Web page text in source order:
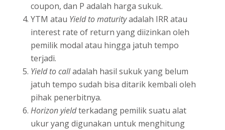
coupon, dan P adalah harga sukuk.
YTM atau Yield to maturityadalah IRR atau
interest rate of return yang diizinkan oleh
pemilik modal atau hingga jatuh tempo
terjadi.
Yield to calladalah hasil sukuk yang belum
jatuh tempo sudah bisa ditarik kembali oleh
pihak penerbitnya.
Horizon yieldterkadang pemilik suatu alat
ukur yang digunakan untuk menghitung